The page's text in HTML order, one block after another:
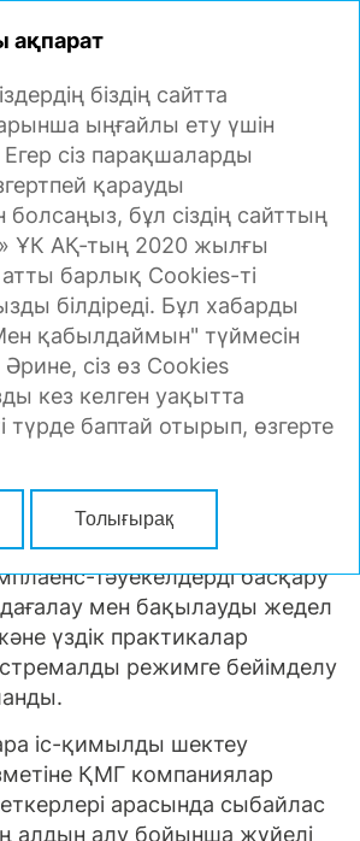
ҚЫЗМЕТІ
туындаған
басталуымен
бұрынғыдан да өзекті бола
комплаенс
маңызды мәселелерінің
мәдениеті –
мінез-құлқы мен іс-
қабылданған нормалар
сәйкес келу мәдениетін
функциясы үшін
стресстест болды, оның
тәуекелдерді басқару
мен бақылауды жедел
үздік практикалар
режимге бейімделу
іс-қимылды шектеу
ҚМГ компаниялар
арасында сыбайлас
алдын алу бойынша жүйелі
ақпарат
біздің сайтта
ыңғайлы ету үшін
сіз парақшаларды
қарауды
бұл сіздің сайттың
ҰК АҚ-тың 2020 жылғы
барлық Cookies-ті
білдіреді. Бұл хабарды
қабылдаймын" түймесін
сіз өз Cookies
кез келген уақытта
түрде баптай отырып, өзгерте
Толығырақ